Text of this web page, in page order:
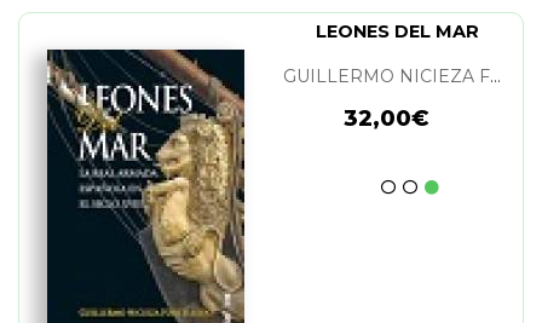
LEONES DEL MAR
GUILLERMO NICIEZA FORCELLEDO
32,00€